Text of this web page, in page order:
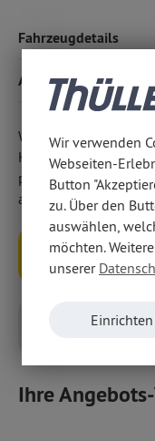
Panoramadisplay
modernsten
Fahrzeugdetails
Ausstattung
Wir weisen darauf
Kaufvertrages zu
persönlicher
anbieten.
Anfragen
Ihre
Wir verwenden
Webseiten-
Button
zu. Über den
auswählen,
möchten.
unserer
Einrichten